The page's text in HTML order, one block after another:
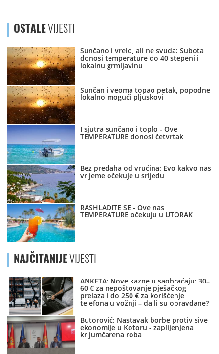
OSTALEVIJESTI
Sunčano i vrelo, ali ne svuda: Subota
donosi temperature do 40 stepeni i
lokalnu grmljavinu
Sunčan i veoma topao petak, popodne
lokalno mogući pljuskovi
I sjutra sunčano i toplo - Ove
TEMPERATURE donosi četvrtak
Bez predaha od vrućina: Evo kakvo nas
vrijeme očekuje u srijedu
RASHLADITE SE - Ove nas
TEMPERATURE očekuju u UTORAK
NAJČITANIJEVIJESTI
ANKETA: Nove kazne u saobraćaju: 30–
60 € za nepoštovanje pješačkog
prelaza i do 250 € za korišćenje
telefona u vožnji – da li su opravdane?
Butorović: Nastavak borbe protiv sive
ekonomije u Kotoru - zaplijenjena
krijumčarena roba